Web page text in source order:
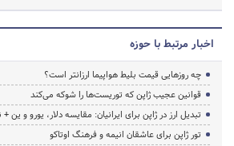
اخبار مرتبط با حوزه
چه روزهایی قیمت بلیط هواپیما ارزانتر است؟
قوانین عجیب ژاپن که توریست‌ها را شوکه می‌کند
تبدیل ارز در ژاپن برای ایرانیان: مقایسه دلار، یورو و ین
تور ژاپن برای عاشقان انیمه و فرهنگ اوتاکو